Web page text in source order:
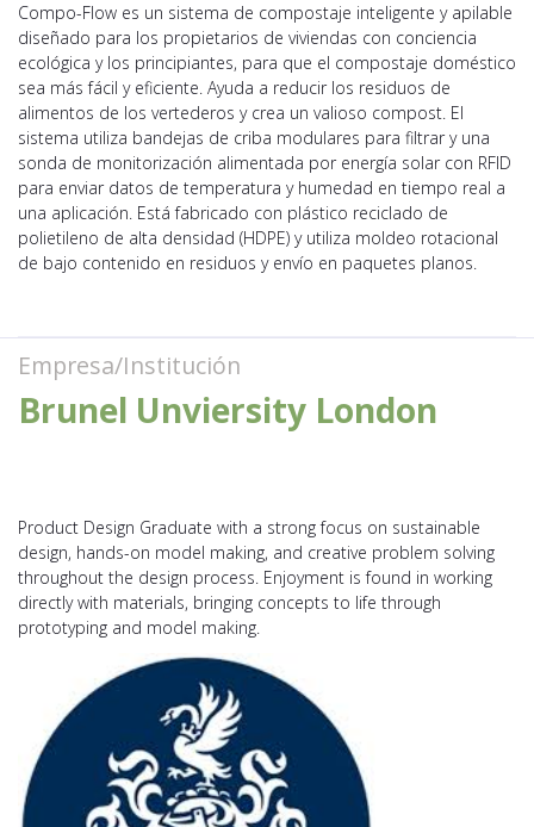
Compo-Flow es un sistema de compostaje inteligente y apilable
diseñado para los propietarios de viviendas con conciencia
ecológica y los principiantes, para que el compostaje doméstico
sea más fácil y eficiente. Ayuda a reducir los residuos de
alimentos de los vertederos y crea un valioso compost. El
sistema utiliza bandejas de criba modulares para filtrar y una
sonda de monitorización alimentada por energía solar con RFID
para enviar datos de temperatura y humedad en tiempo real a
una aplicación. Está fabricado con plástico reciclado de
polietileno de alta densidad (HDPE) y utiliza moldeo rotacional
de bajo contenido en residuos y envío en paquetes planos.
Empresa/Institución
Brunel Unviersity London
Product Design Graduate with a strong focus on sustainable
design, hands-on model making, and creative problem solving
throughout the design process. Enjoyment is found in working
directly with materials, bringing concepts to life through
prototyping and model making.